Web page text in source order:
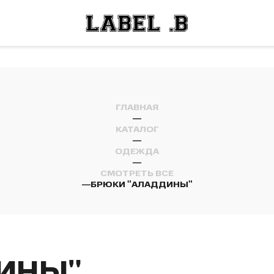
ГЛАВНАЯ
—
КАТАЛОГ
—
ОДЕЖДА
—
СМОТРЕТЬ ВСЕ
—БРЮКИ "АЛАДДИНЫ"